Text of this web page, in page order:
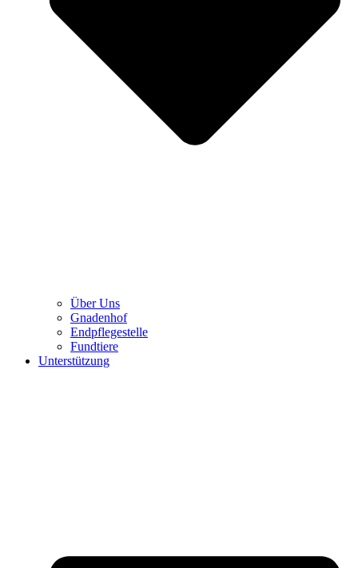
Über Uns
Gnadenhof
Endpflegestelle
Fundtiere
Unterstützung